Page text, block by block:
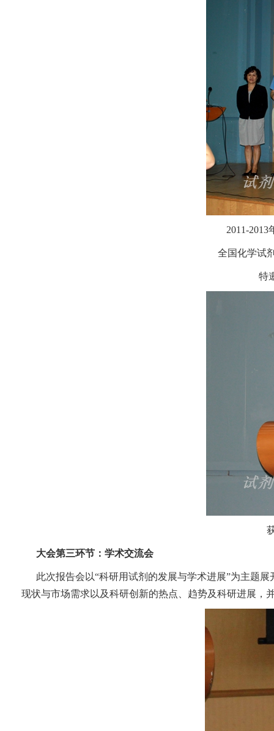
2011-2013
全国化学试
特
大会第三环节：学术交流会
此次报告会以“科研用试剂的发展与学术进展”为主题
现状与市场需求以及科研创新的热点、趋势及科研进展，